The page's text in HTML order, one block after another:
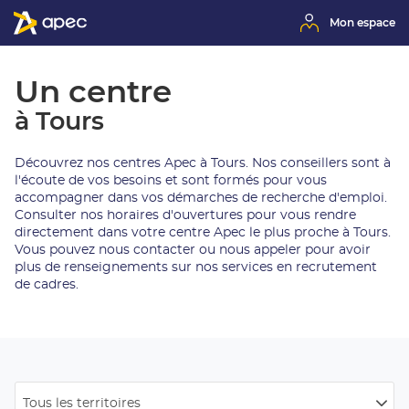
Mon espace
Un centre
à Tours
Découvrez nos centres Apec à Tours. Nos conseillers sont à
l'écoute de vos besoins et sont formés pour vous
accompagner dans vos démarches de recherche d'emploi.
Consulter nos horaires d'ouvertures pour vous rendre
directement dans votre centre Apec le plus proche à Tours.
Vous pouvez nous contacter ou nous appeler pour avoir
plus de renseignements sur nos services en recrutement
de cadres.
Tous les territoires